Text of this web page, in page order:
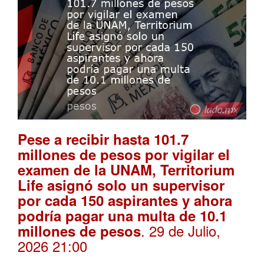
Pese a recibir hasta 101.7
millones de pesos por vigilar el
examen de la UNAM, Territorium
Life asignó solo un supervisor
por cada 150 aspirantes y ahora
podría pagar una multa de 10.1
millones de pesos. 29 de Julio,
2026 21:00